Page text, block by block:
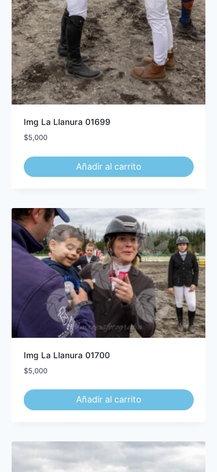
Img La Llanura 01699
$5,000
Añadir al carrito
Img La Llanura 01700
$5,000
Añadir al carrito